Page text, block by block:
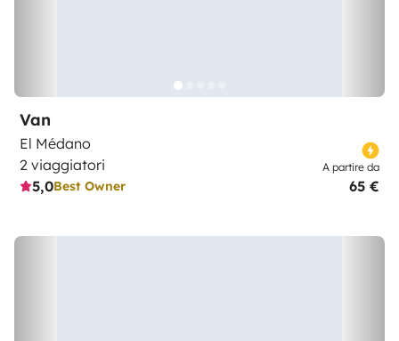
Van
El Médano
2 viaggiatori
5,0Best Owner
A partire da
65 €